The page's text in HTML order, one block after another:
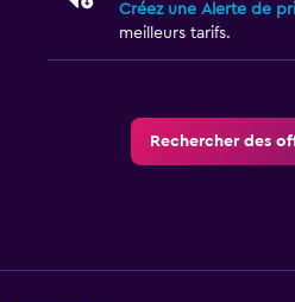
Créez une Alerte de
meilleurs tarifs.
Rechercher des